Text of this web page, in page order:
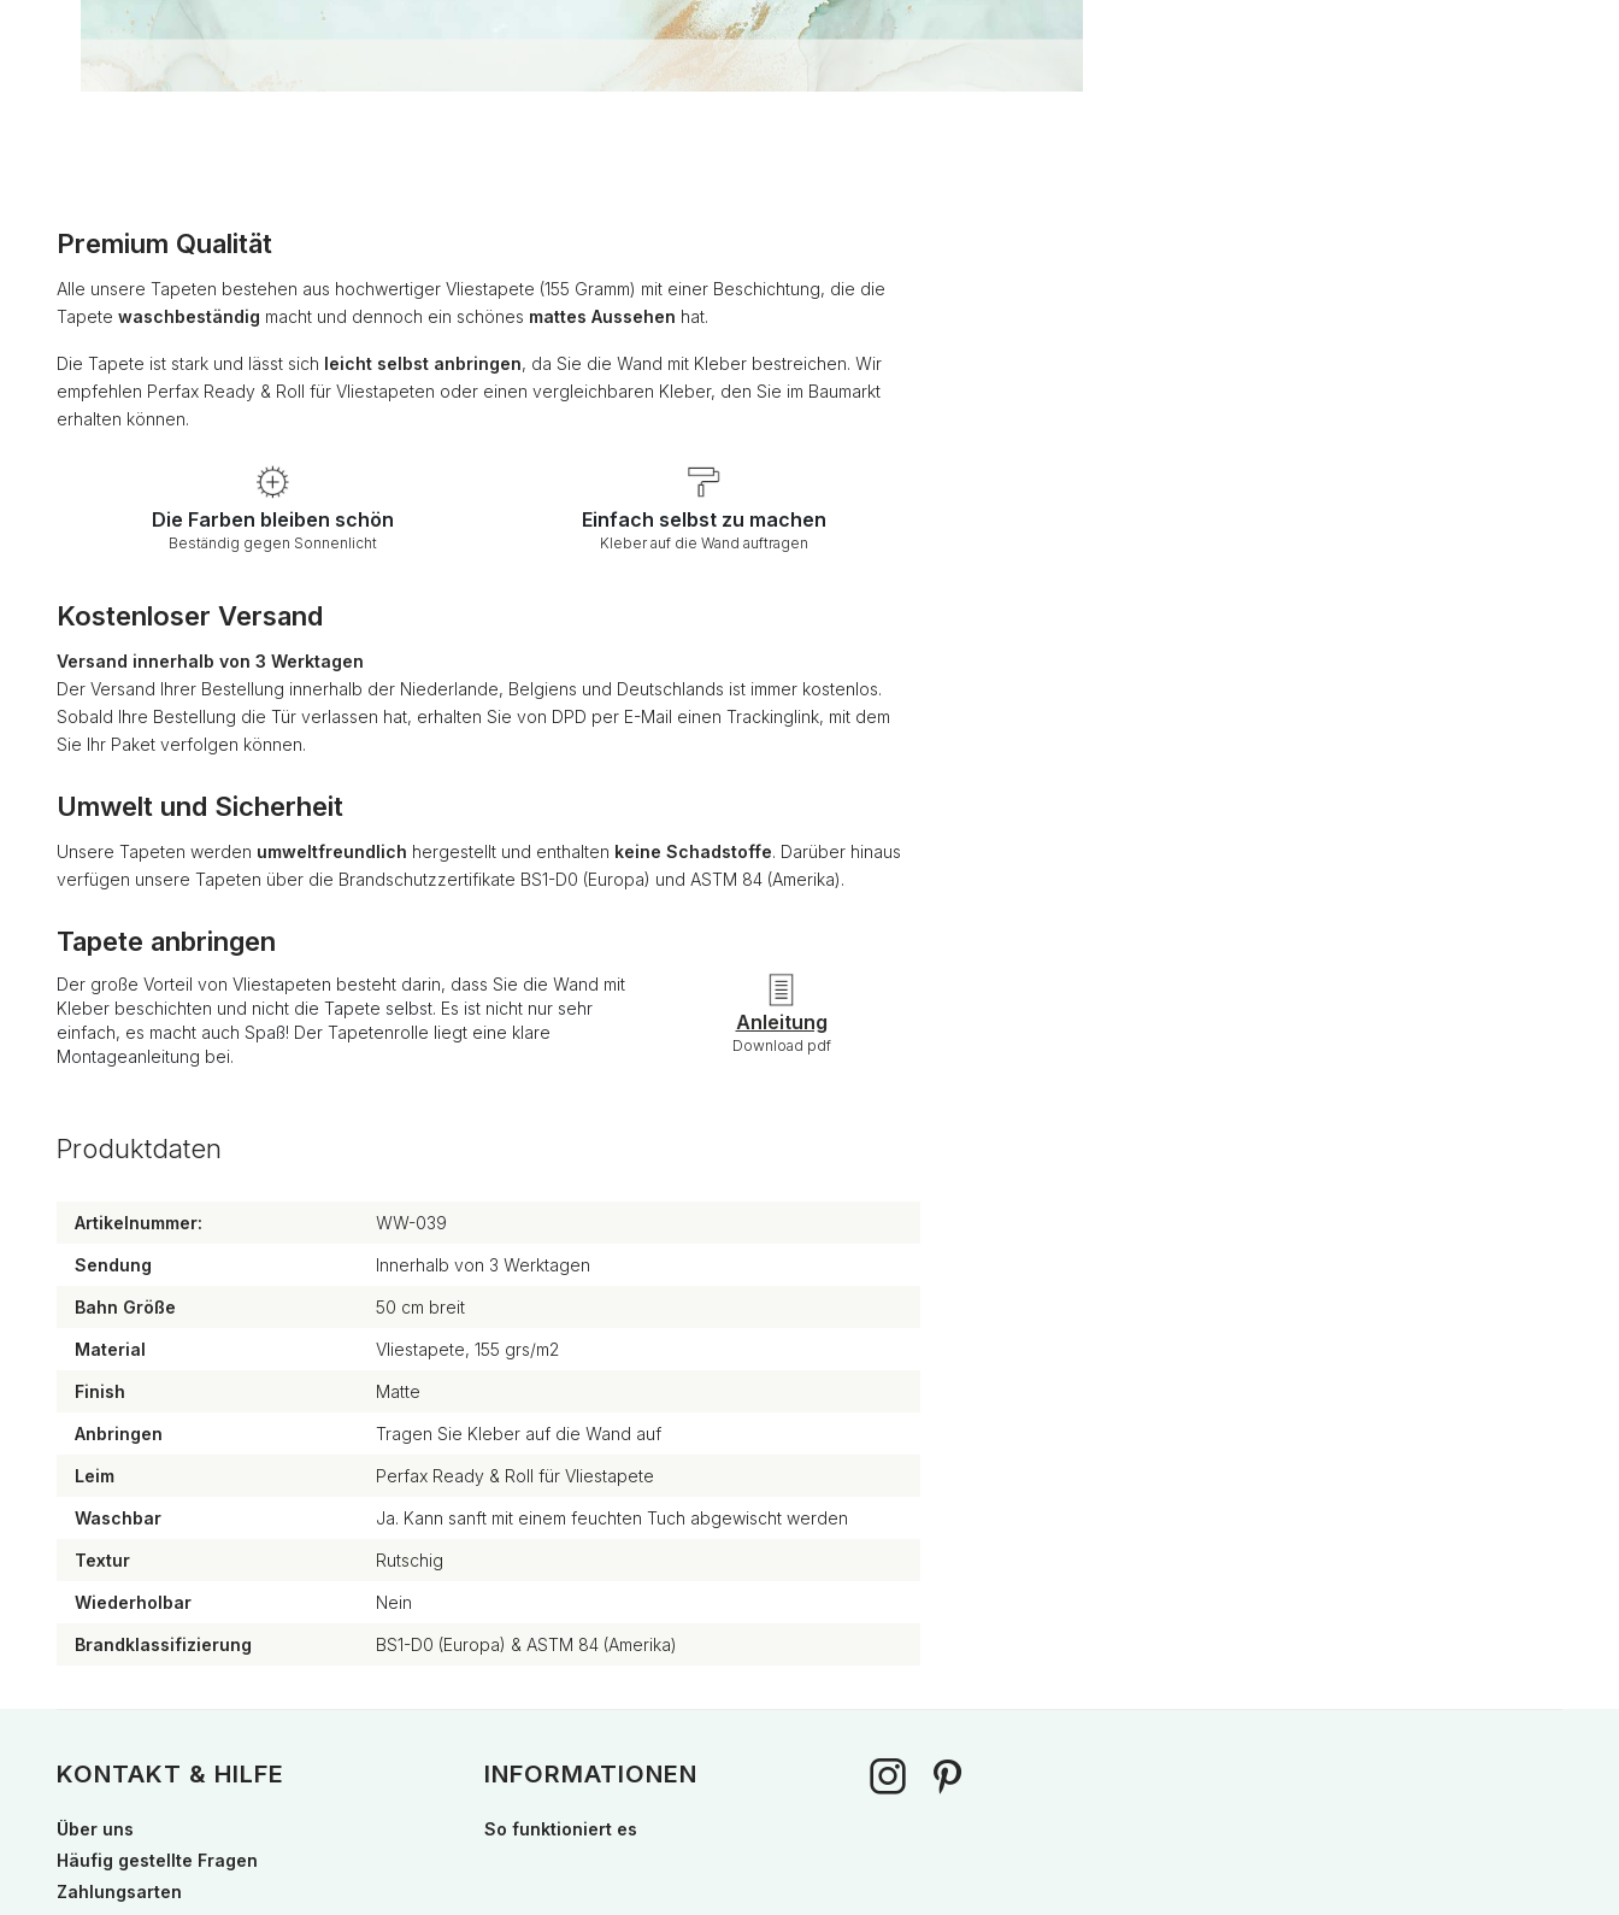
Premium Qualität
Alle unsere Tapeten bestehen aus hochwertiger Vliestapete (155 Gramm) mit einer Beschichtung, die die
Tapete waschbeständig macht und dennoch ein schönes mattes Aussehen hat.
Die Tapete ist stark und lässt sich leicht selbst anbringen, da Sie die Wand mit Kleber bestreichen. Wir
empfehlen Perfax Ready & Roll für Vliestapeten oder einen vergleichbaren Kleber, den Sie im Baumarkt
erhalten können.
Die Farben bleiben schön
Beständig gegen Sonnenlicht
Einfach selbst zu machen
Kleber auf die Wand auftragen
Kostenloser Versand
Versand innerhalb von 3 Werktagen
Der Versand Ihrer Bestellung innerhalb der Niederlande, Belgiens und Deutschlands ist immer kostenlos.
Sobald Ihre Bestellung die Tür verlassen hat, erhalten Sie von DPD per E-Mail einen Trackinglink, mit dem
Sie Ihr Paket verfolgen können.
Umwelt und Sicherheit
Unsere Tapeten werden umweltfreundlich hergestellt und enthalten keine Schadstoffe. Darüber hinaus
verfügen unsere Tapeten über die Brandschutzzertifikate BS1-D0 (Europa) und ASTM 84 (Amerika).
Tapete anbringen
Der große Vorteil von Vliestapeten besteht darin, dass Sie die Wand mit
Kleber beschichten und nicht die Tapete selbst. Es ist nicht nur sehr
einfach, es macht auch Spaß! Der Tapetenrolle liegt eine klare
Montageanleitung bei.
Anleitung
Download pdf
Produktdaten
Artikelnummer: WW-039
Sendung Innerhalb von 3 Werktagen
Bahn Größe 50 cm breit
Material Vliestapete, 155 grs/m2
Finish Matte
Anbringen Tragen Sie Kleber auf die Wand auf
Leim Perfax Ready & Roll für Vliestapete
Waschbar Ja. Kann sanft mit einem feuchten Tuch abgewischt werden
Textur Rutschig
Wiederholbar Nein
Brandklassifizierung BS1-D0 (Europa) & ASTM 84 (Amerika)
KONTAKT & HILFE
Über uns
Häufig gestellte Fragen
Zahlungsarten
INFORMATIONEN
So funktioniert es